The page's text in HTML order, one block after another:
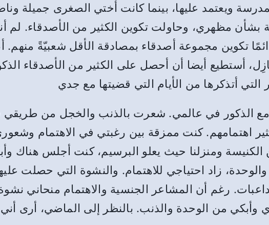
ويعتمد عليها، بينما كانت أختي الصغرى جميلة
بشأن مظهري، وحاولت تكوين الكثير من الأصدقاء. لم
تكوين مجموعة أصدقاء بمصادقة الأقل شعبيّةً منهم.
أستطيع أيضا أن أحصل على الكثير من الأصدقاء
أتذكرها من الأيام التي قضيتها مع جدي
مع الذكور في عالمي. شعرت بالذنب والخجل من طريقي
اهتمامهم. كنت ممزقة بين رغبتي في الاهتمام
ومنزلنا حيث يعلو البرسيم، كنت أجلس
زاد احتياجي للاهتمام. والنشوة التي حصلت
رغم أن المشاعر الجنسية والاهتمام منحاني
من الوحدة والذنب. بالنظر إلى الماضي، أرى